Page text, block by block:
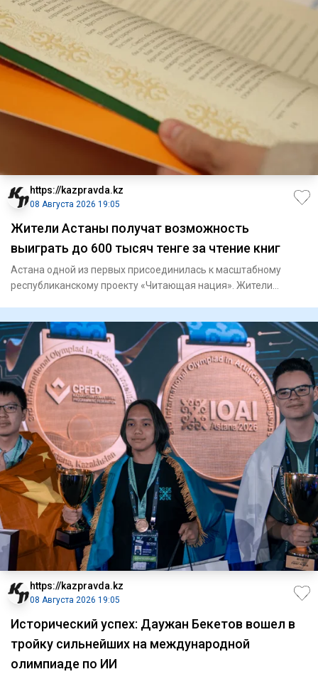
https://kazpravda.kz
08 Августа 2026 19:05
Жители Астаны получат возможность
выиграть до 600 тысяч тенге за чтение книг
Астана одной из первых присоединилась к масштабному
республиканскому проекту «Читающая нация». Жители
https://kazpravda.kz
08 Августа 2026 19:05
Исторический успех: Даужан Бекетов вошел в
тройку сильнейших на международной
олимпиаде по ИИ